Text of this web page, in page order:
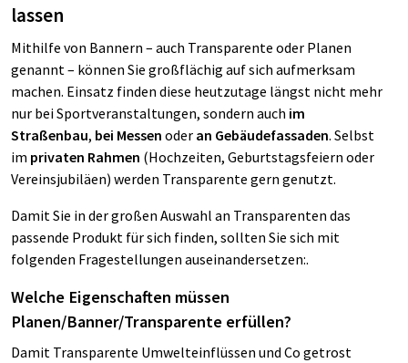
lassen
Mithilfe von Bannern – auch Transparente oder Planen
genannt – können Sie großflächig auf sich aufmerksam
machen. Einsatz finden diese heutzutage längst nicht mehr
nur bei Sportveranstaltungen, sondern auch im
Straßenbau, bei Messen oder an Gebäudefassaden. Selbst
im privaten Rahmen (Hochzeiten, Geburtstagsfeiern oder
Vereinsjubiläen) werden Transparente gern genutzt.
Damit Sie in der großen Auswahl an Transparenten das
passende Produkt für sich finden, sollten Sie sich mit
folgenden Fragestellungen auseinandersetzen:.
Welche Eigenschaften müssen
Planen/Banner/Transparente erfüllen?
Damit Transparente Umwelteinflüssen und Co getrost